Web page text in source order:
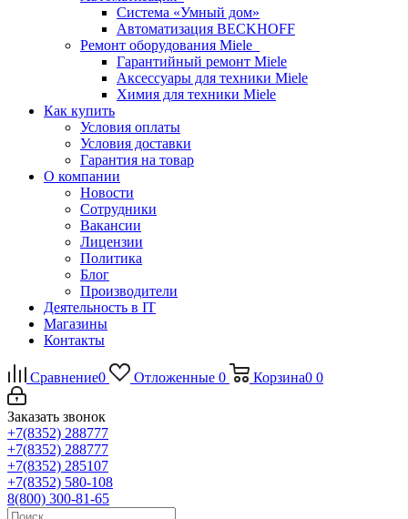
Система «Умный дом»
Автоматизация BECKHOFF
Ремонт оборудования Miele
Гарантийный ремонт Miele
Аксессуары для техники Miele
Химия для техники Miele
Как купить
Условия оплаты
Условия доставки
Гарантия на товар
О компании
Новости
Сотрудники
Вакансии
Лицензии
Политика
Блог
Производители
Деятельность в IT
Магазины
Контакты
Сравнение0 Отложенные 0 Корзина0 0
Заказать звонок
+7(8352) 288777
+7(8352) 288777
+7(8352) 285107
+7(8352) 580-108
8(800) 300-81-65